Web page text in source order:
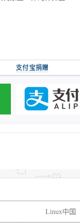
支付宝捐赠
Linux中国